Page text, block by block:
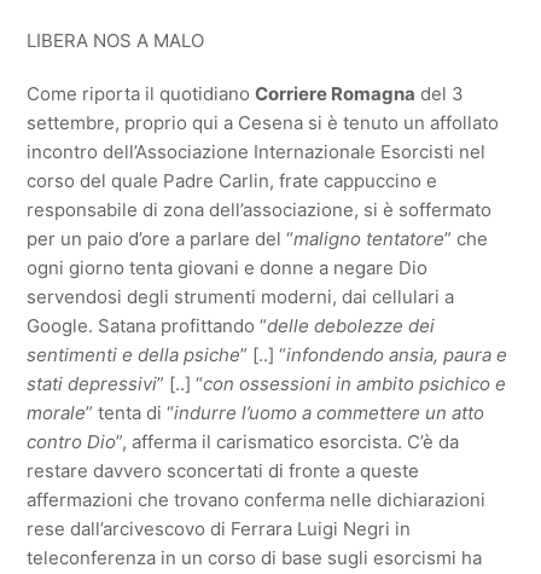
LIBERA NOS A MALO
Come riporta il quotidianoCorriere Romagna del 3
settembre, proprio qui a Cesena si è tenuto un affollato
incontro dell’Associazione Internazionale Esorcisti nel
corso del quale Padre Carlin, frate cappuccino e
responsabile di zona dell’associazione, si è soffermato
per un paio d’ore a parlare del “maligno tentatore” che
ogni giorno tenta giovani e donne a negare Dio
servendosi degli strumenti moderni, dai cellulari a
Google. Satana profittando “delle debolezze dei
sentimenti e della psiche” [..] “infondendo ansia, paura e
stati depressivi” [..] “con ossessioni in ambito psichico e
morale” tenta di “indurre l’uomo a commettere un atto
contro Dio”, afferma il carismatico esorcista. C’è da
restare davvero sconcertati di fronte a queste
affermazioni che trovano conferma nelle dichiarazioni
rese dall’arcivescovo di Ferrara Luigi Negri in
teleconferenza in un corso di base sugli esorcismi ha